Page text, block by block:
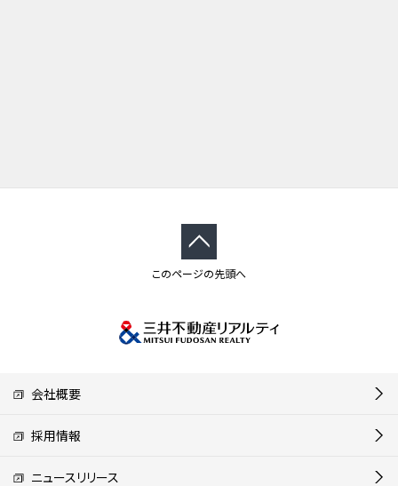
このページの先頭へ
会社概要
採用情報
ニュースリリース